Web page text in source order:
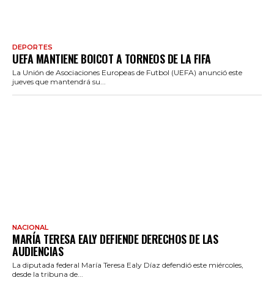
DEPORTES
UEFA MANTIENE BOICOT A TORNEOS DE LA FIFA
La Unión de Asociaciones Europeas de Futbol (UEFA) anunció este
jueves que mantendrá su...
NACIONAL
MARÍA TERESA EALY DEFIENDE DERECHOS DE LAS
AUDIENCIAS
La diputada federal María Teresa Ealy Díaz defendió este miércoles,
desde la tribuna de...